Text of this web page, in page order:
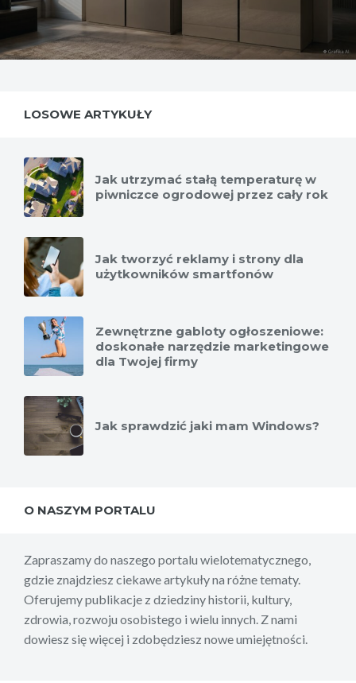
LOSOWE ARTYKUŁY
Jak utrzymać stałą temperaturę w
piwniczce ogrodowej przez cały rok
Jak tworzyć reklamy i strony dla
użytkowników smartfonów
Zewnętrzne gabloty ogłoszeniowe:
doskonałe narzędzie marketingowe
dla Twojej firmy
Jak sprawdzić jaki mam Windows?
O NASZYM PORTALU
Zapraszamy do naszego portalu wielotematycznego,
gdzie znajdziesz ciekawe artykuły na różne tematy.
Oferujemy publikacje z dziedziny historii, kultury,
zdrowia, rozwoju osobistego i wielu innych. Z nami
dowiesz się więcej i zdobędziesz nowe umiejętności.